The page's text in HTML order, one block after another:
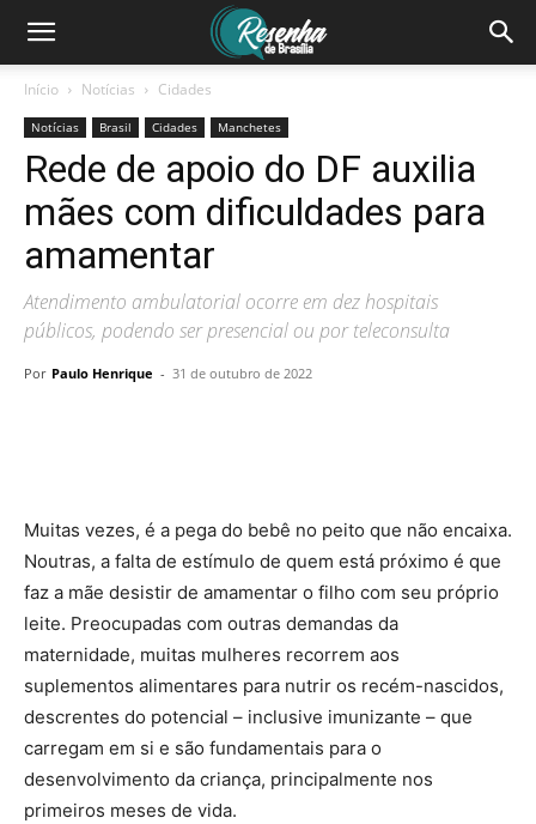
Início Notícias Cidades
Notícias Brasil Cidades Manchetes
Rede de apoio do DF auxilia
mães com dificuldades para
amamentar
Atendimento ambulatorial ocorre em dez hospitais
públicos, podendo ser presencial ou por teleconsulta
Por Paulo Henrique - 31 de outubro de 2022
Muitas vezes, é a pega do bebê no peito que não encaixa.
Noutras, a falta de estímulo de quem está próximo é que
faz a mãe desistir de amamentar o filho com seu próprio
leite. Preocupadas com outras demandas da
maternidade, muitas mulheres recorrem aos
suplementos alimentares para nutrir os recém-nascidos,
descrentes do potencial – inclusive imunizante – que
carregam em si e são fundamentais para o
desenvolvimento da criança, principalmente nos
primeiros meses de vida.